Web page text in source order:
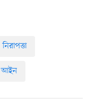
নিরাপত্তা
আইন